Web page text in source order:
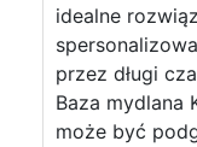
idealne
przez długi
Baza mydlana
może być